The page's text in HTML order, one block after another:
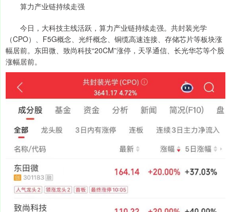
算力产业链持续走强
今日，大科技主线活跃，算力产业链持续走强。共封装光学
（CPO）、F5G概念、光纤概念、铜缆高速连接、存储芯片等板块涨
幅居前。东田微、致尚科技“20CM”涨停，天孚通信、长光华芯等个股
涨幅居前。